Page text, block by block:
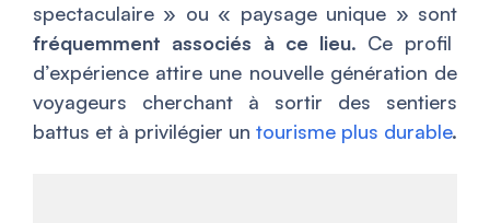
spectaculaire » ou « paysage unique » sont
fréquemment associés à ce lieu. Ce profil
d’expérience attire une nouvelle génération de
voyageurs cherchant à sortir des sentiers
battus et à privilégier un tourisme plus durable.